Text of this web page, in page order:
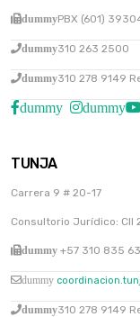
dummyPBX (601)
dummy310 263 2500
dummy310 278 9149
dummy dummy
TUNJA
Carrera 9 # 20-17
Consultorio Jurídico: Cll
dummy +57 310 835
dummy
dummy310 278 9149